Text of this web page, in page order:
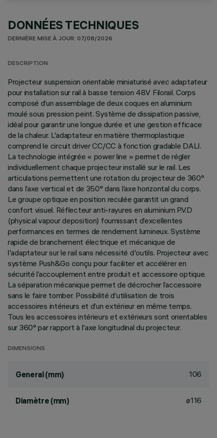
DONNÉES TECHNIQUES
DERNIÈRE MISE À JOUR: 07/08/2026
DESCRIPTION
Projecteur suspension orientable miniaturisé avec adaptateur
pour installation sur rail à basse tension 48V Filorail. Corps
composé d’un assemblage de deux coques en aluminium
moulé sous pression peint. Système de dissipation passive,
idéal pour garantir une longue durée et une gestion efficace
de la chaleur. L'adaptateur en matière thermoplastique
comprend le circuit driver CC/CC à fonction gradable DALI.
La technologie intégrée « power line » permet de régler
individuellement chaque projecteur installé sur le rail. Les
articulations permettent une rotation du projecteur de 360°
dans l’axe vertical et de 350° dans l’axe horizontal du corps.
Le groupe optique en position reculée garantit un grand
confort visuel. Réflecteur anti-rayures en aluminium P.V.D
(physical vapour deposition) fournissant d’excellentes
performances en termes de rendement lumineux. Système
rapide de branchement électrique et mécanique de
l'adaptateur sur le rail sans nécessité d'outils. Projecteur avec
système Push&Go conçu pour faciliter et accélérer en
sécurité l’accouplement entre produit et accessoire optique.
La séparation mécanique permet de décrocher l’accessoire
sans le faire tomber. Possibilité d’utilisation de trois
accessoires intérieurs et d’un extérieur en même temps.
Tous les accessoires intérieurs et extérieurs sont orientables
sur 360° par rapport à l'axe longitudinal du projecteur.
DIMENSIONS
General (mm) 106
Diamètre (mm) ø116